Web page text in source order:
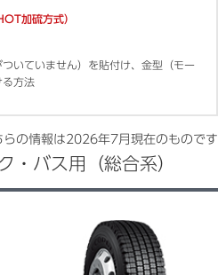
加硫方式）
いていません）を貼付け、金型（モー
る方法
らの情報は2026年7月 現在のものです
・バス用（総合系）